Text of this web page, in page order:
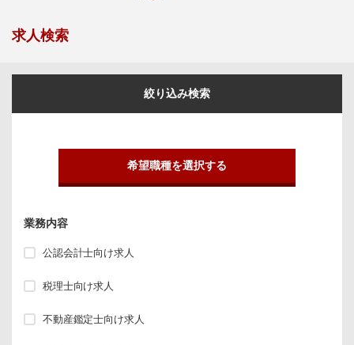
求人検索
絞り込み検索
希望職種を選択する
業務内容
公認会計士向け求人
税理士向け求人
不動産鑑定士向け求人